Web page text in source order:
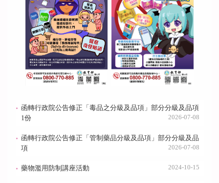
函轉行政院公告修正「毒品之分級及品項」部分分級及品項
1份
2026-07-08
函轉行政院公告修正「管制藥品分級及品項」部分分級及品
項
2026-07-08
藥物濫用防制講座活動 2024-10-15